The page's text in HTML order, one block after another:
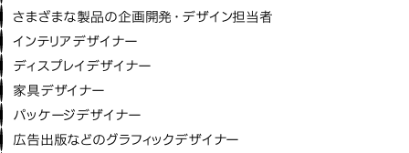
さまざまな製品の企画開発・デザイン担当者
インテリアデザイナー
ディスプレイデザイナー
家具デザイナー
パッケージデザイナー
広告出版などのグラフィックデザイナー